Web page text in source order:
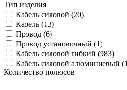
Тип изделия
Кабель силовой (20)
Кабель (13)
Провод (6)
Провод установочный (1)
Кабель силовой гибкий (983)
Кабель силовой алюминиевый (1
Количество полюсов